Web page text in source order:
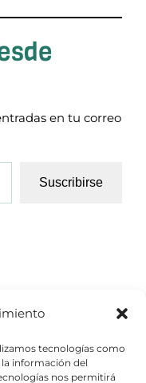
tecnologías como
la información del
nos permitirá
en tu correo
Suscribirse